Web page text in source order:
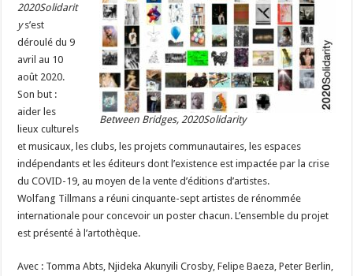
Between Bridges, 2020Solidarity
2020Solidarit
ys’est
déroulé du 9
avril au 10
août 2020.
Son but :
aider les
lieux culturels
et musicaux, les clubs, les projets communautaires, les espaces
indépendants et les éditeurs dont l’existence est impactée par la crise
du COVID-19, au moyen de la vente d’éditions d’artistes.
Wolfang Tillmans a réuni cinquante-sept artistes de rénommée
internationale pour concevoir un poster chacun. L’ensemble du projet
est présenté à l’artothèque.
Avec : Tomma Abts, Njideka Akunyili Crosby, Felipe Baeza, Peter Berlin,